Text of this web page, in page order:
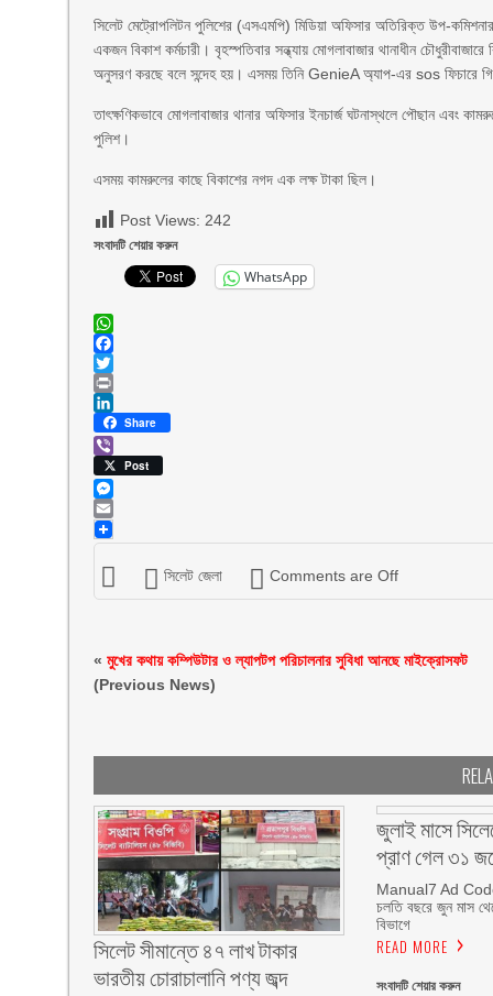
সিলেট মেট্রোপলিটন পুলিশের (এসএমপি) মিডিয়া অফিসার অতিরিক্ত উপ-
একজন বিকাশ কর্মচারী। বৃহস্পতিবার সন্ধ্যায় মোগলাবাজার থানাধীন
অনুসরণ করছে বলে সন্দেহ হয়। এসময় তিনি GenieA অ্যাপ-এর sos ফিচারে
তাৎক্ষণিকভাবে মোগলাবাজার থানার অফিসার ইনচার্জ ঘটনাস্থলে পৌছান এবং
পুলিশ।
এসময় কামরুলের কাছে বিকাশের নগদ এক লক্ষ টাকা ছিল।
Post Views: 242
সংবাদটি শেয়ার করুন
WhatsApp
WhatsApp
Facebook
Twitter
Print
LinkedIn
Share
ViberPost
Messenger
Email
সিলেট জেলা Comments are Off
« মুখের কথায় কম্পিউটার ও ল্যাপটপ পরিচালনার সুবিধা আনছে মাইক্রোসফট
(Previous News)
সিলেট সীমান্তে ৪৭ লাখ টাকার
ভারতীয় চোরাচালানি পণ্য জব্দ
জুলাই মাসে
প্রাণ গেল ৩১
Manual7 Ad Code
চলতি বছরে জুন মাস
বিভাগে
READ MORE
সংবাদটি শেয়ার করুন